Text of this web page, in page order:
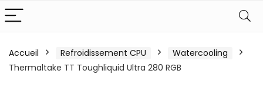
Accueil Refroidissement CPU
Watercooling
Thermaltake TT Toughliquid Ultra 280 RGB